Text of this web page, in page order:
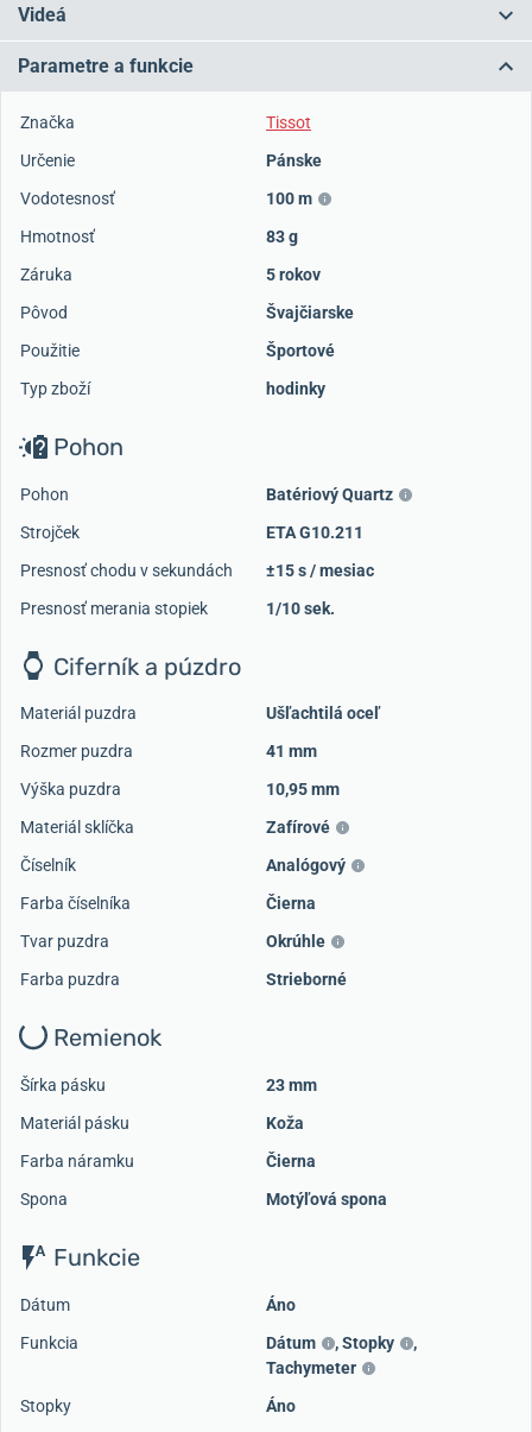
Videá
Parametre a funkcie
Značka
Tissot
Určenie
Pánske
Vodotesnosť
100 m
Hmotnosť
83 g
Záruka
5 rokov
Pôvod
Švajčiarske
Použitie
Športové
Typ zboží
hodinky
Pohon
Pohon
Batériový Quartz
Strojček
ETA G10.211
Presnosť chodu v sekundách
±15 s / mesiac
Presnosť merania stopiek
1/10 sek.
Ciferník a púzdro
Materiál puzdra
Ušľachtilá oceľ
Rozmer puzdra
41 mm
Výška puzdra
10,95 mm
Materiál sklíčka
Zafírové
Číselník
Analógový
Farba číselníka
Čierna
Tvar puzdra
Okrúhle
Farba puzdra
Strieborné
Remienok
Šírka pásku
23 mm
Materiál pásku
Koža
Farba náramku
Čierna
Spona
Motýľová spona
Funkcie
Dátum
Áno
Funkcia
Dátum ,Stopky
,
Tachymeter
Stopky
Áno